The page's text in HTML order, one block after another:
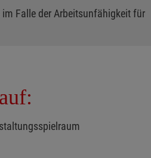
im Falle der Arbeitsunfähigkeit für